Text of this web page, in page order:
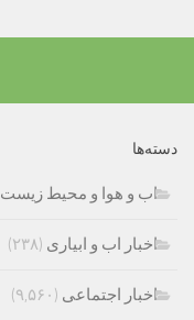
دسته‌ها
اب و هوا و محیط زیست
اخبار اب و ابیاری (۲۳۸)
اخبار اجتماعی (۹,۵۶۰)